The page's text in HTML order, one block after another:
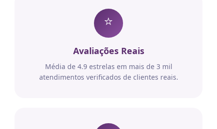
⭐
Avaliações Reais
Média de 4.9 estrelas em mais de 3 mil
atendimentos verificados de clientes reais.